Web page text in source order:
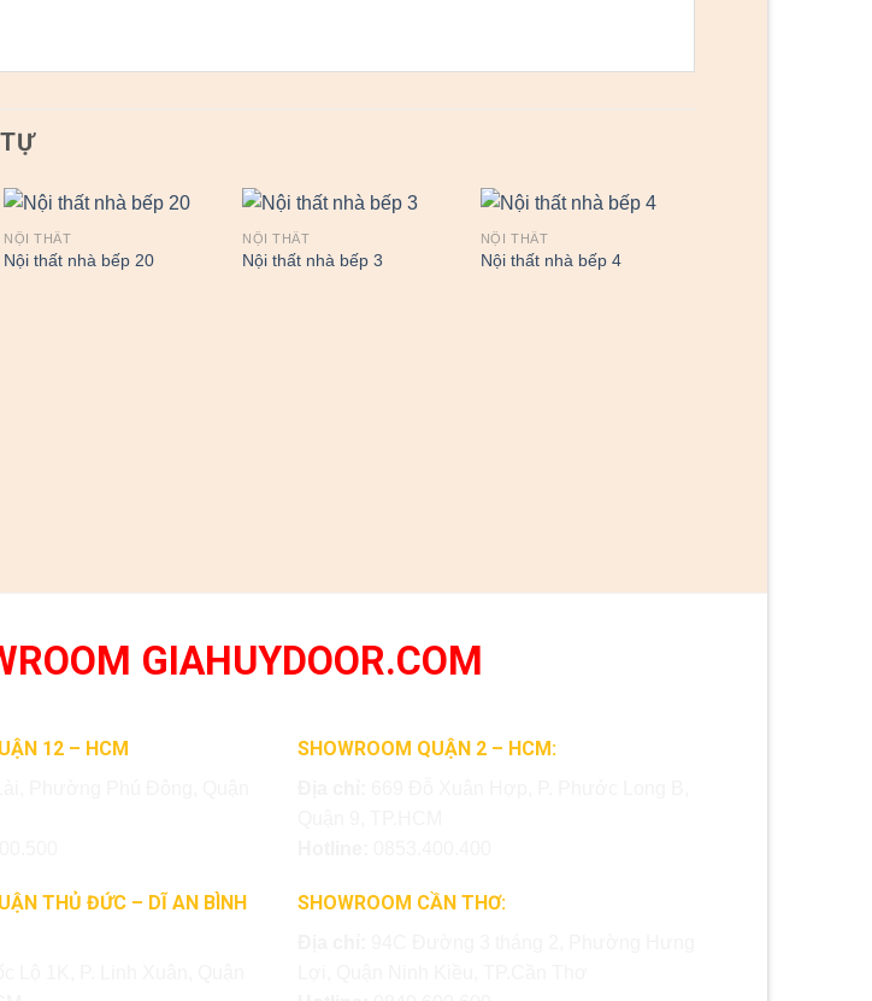
NỘI THẤT
Nội thất nhà bếp 20
NỘI THẤT
Nội thất nhà bếp 3
NỘI THẤT
Nội thất nhà bếp 4
GIAHUYDOOR.COM
12 – HCM
THỦ ĐỨC – DĨ AN BÌNH
SHOWROOM QUẬN 2 – HCM:
SHOWROOM CẦN THƠ: